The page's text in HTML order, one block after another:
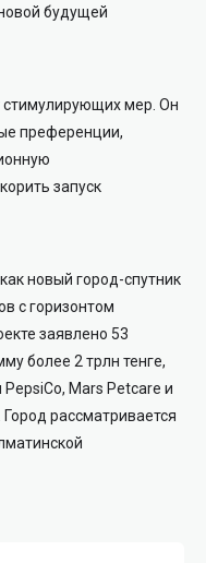
будущей
стимулирующих мер. Он
преференции,
запуск
новый город-спутник
с горизонтом
заявлено 53
более 2 трлн тенге,
Mars Petcare и
рассматривается